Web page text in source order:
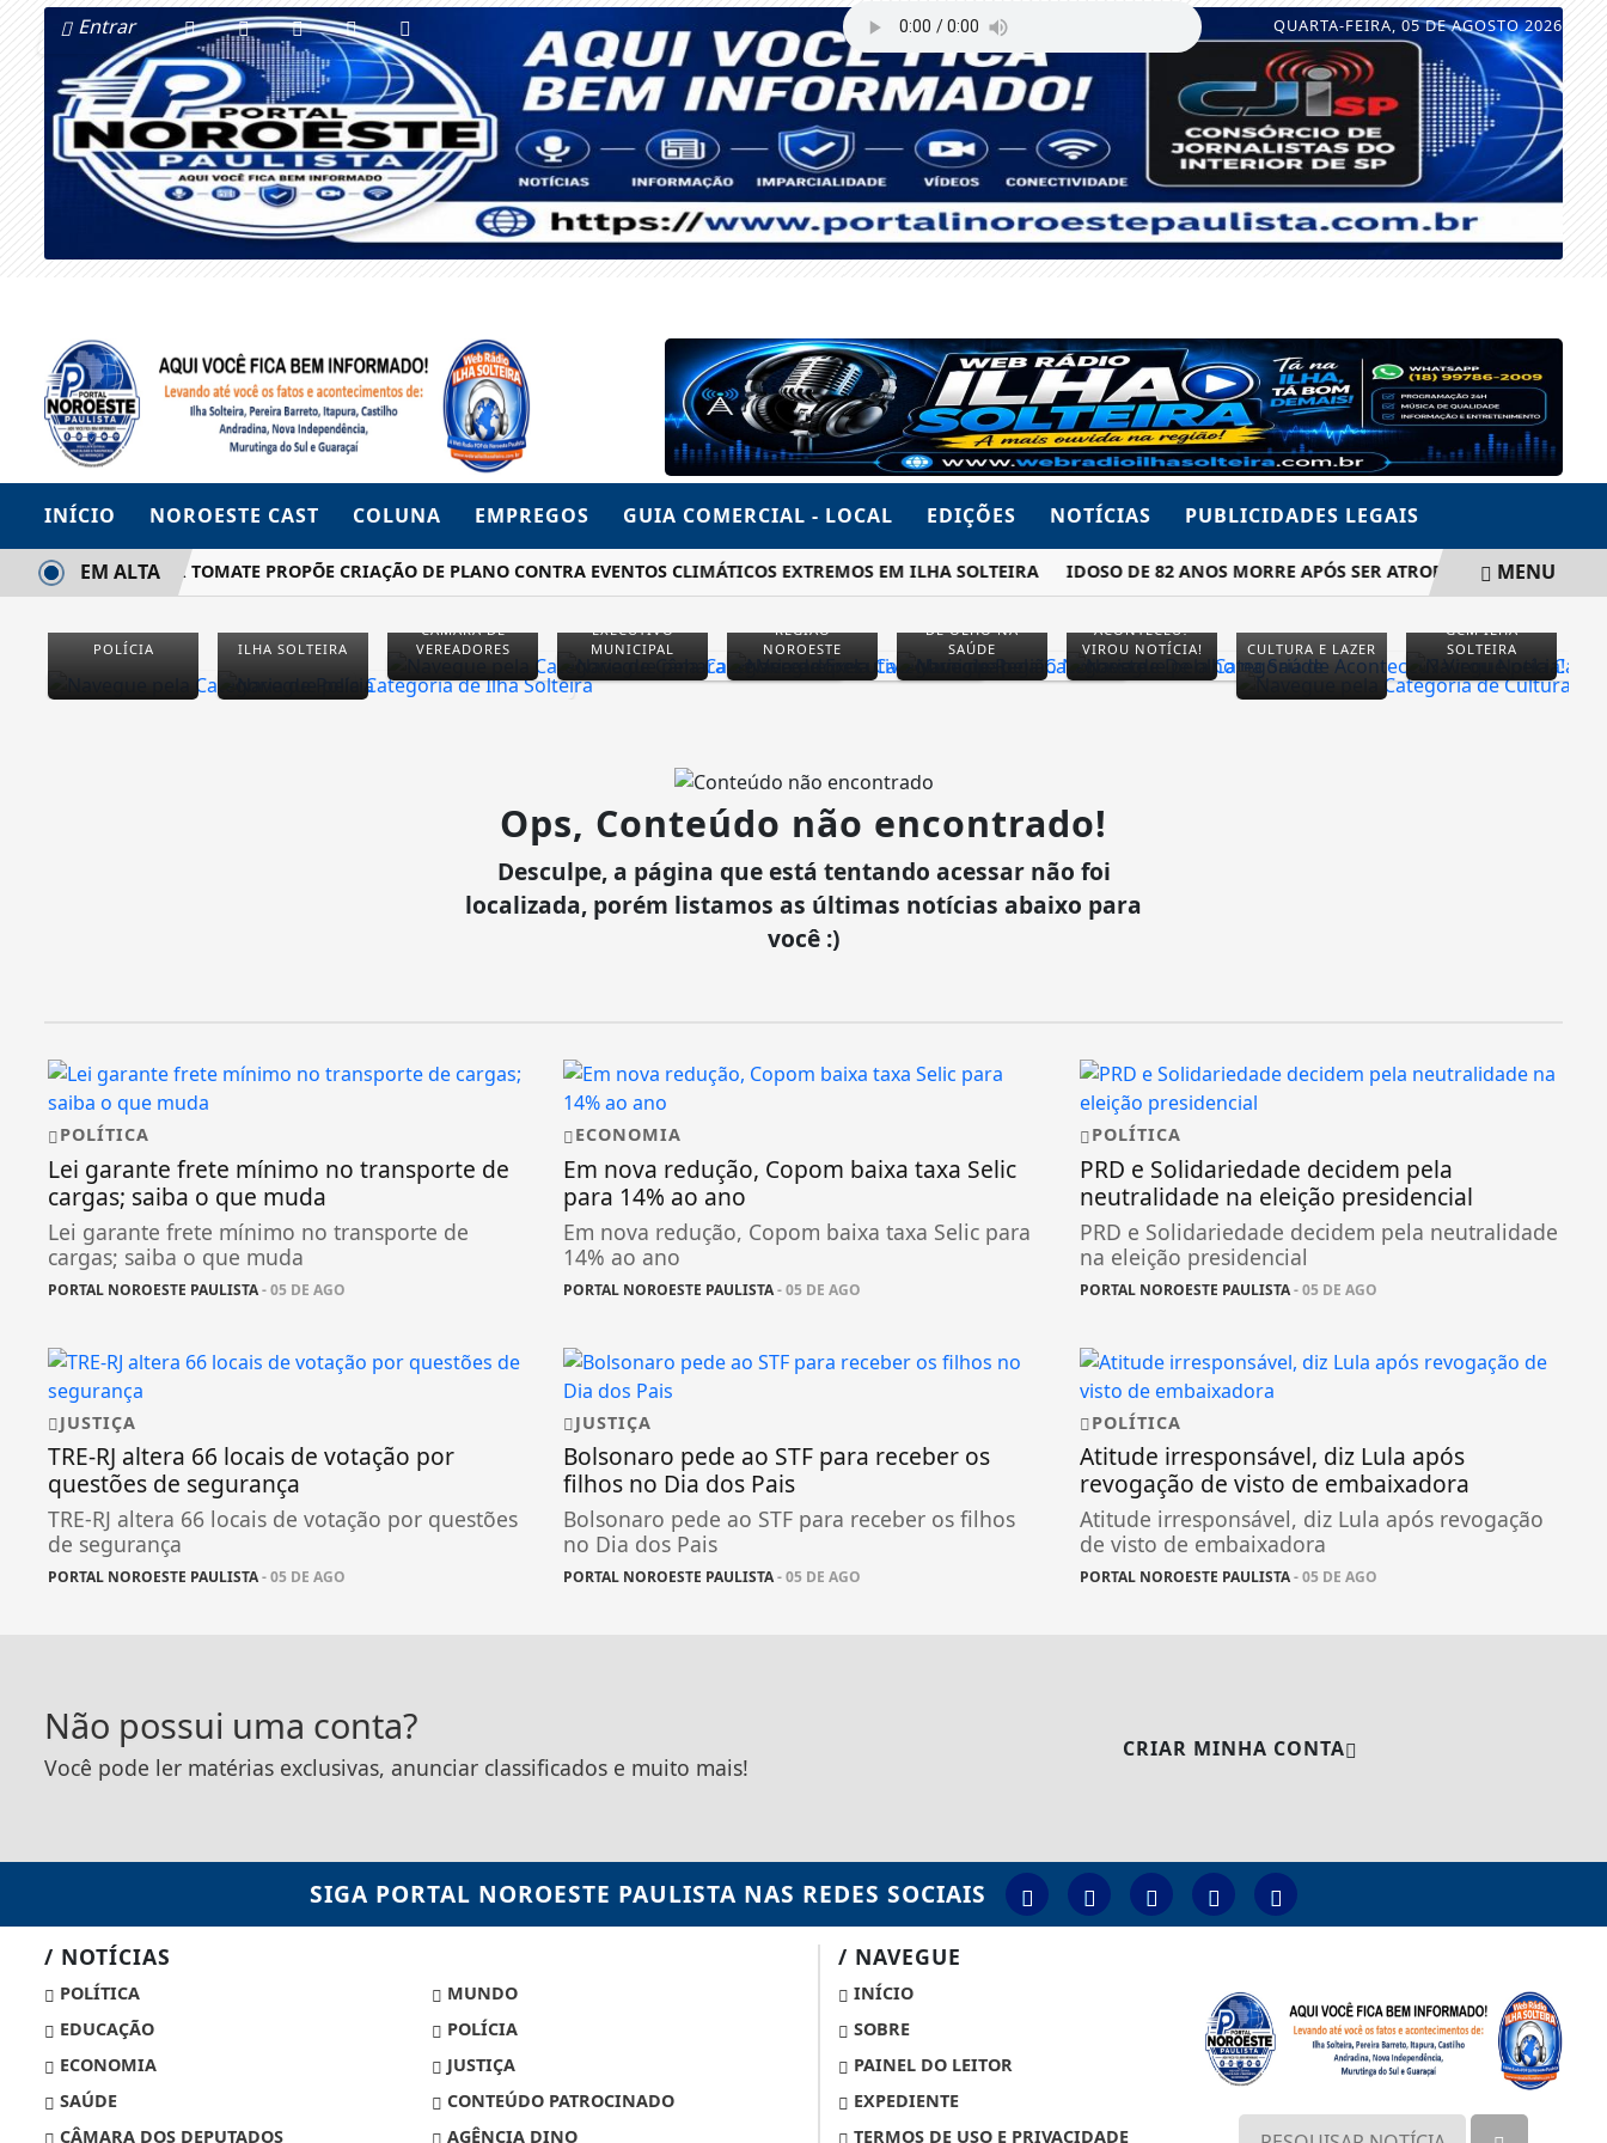
Entrar QUARTA-FEIRA, 05 DE AGOSTO 2026
INÍCIO NOROESTE CAST COLUNA EMPREGOS GUIA COMERCIAL - LOCAL EDIÇÕES NOTÍCIAS PUBLICIDADES LEGAIS
VEREADOR TOMATE PROPÕE CRIAÇÃO DE PLANO CONTRA EVENTOS CLIMÁTICOS EXTREMOS EM ILHA SOLTEIRA IDOSO DE 82 ANOS MORRE APÓS SER ATROPELADO EM
EM ALTA MENU
POLÍCIA ILHA SOLTEIRA
CÂMARA DE
VEREADORES
EXECUTIVO
MUNICIPAL
REGIÃO
NOROESTE
DE OLHO NA
SAÚDE
ACONTECEU?
VIROU NOTÍCIA!
CULTURA E LAZER
GCM ILHA
SOLTEIRA
Ops, Conteúdo não encontrado!
Desculpe, a página que está tentando acessar não foi
localizada, porém listamos as últimas notícias abaixo para
você :)
POLÍTICA
Lei garante frete mínimo no transporte de
cargas; saiba o que muda
Lei garante frete mínimo no transporte de
cargas; saiba o que muda
PORTAL NOROESTE PAULISTA- 05 DE AGO
ECONOMIA
Em nova redução, Copom baixa taxa Selic
para 14% ao ano
Em nova redução, Copom baixa taxa Selic para
14% ao ano
PORTAL NOROESTE PAULISTA- 05 DE AGO
POLÍTICA
PRD e Solidariedade decidem pela
neutralidade na eleição presidencial
PRD e Solidariedade decidem pela neutralidade
na eleição presidencial
PORTAL NOROESTE PAULISTA- 05 DE AGO
JUSTIÇA
TRE-RJ altera 66 locais de votação por
questões de segurança
TRE-RJ altera 66 locais de votação por questões
de segurança
PORTAL NOROESTE PAULISTA- 05 DE AGO
JUSTIÇA
Bolsonaro pede ao STF para receber os
filhos no Dia dos Pais
Bolsonaro pede ao STF para receber os filhos
no Dia dos Pais
PORTAL NOROESTE PAULISTA- 05 DE AGO
POLÍTICA
Atitude irresponsável, diz Lula após
revogação de visto de embaixadora
Atitude irresponsável, diz Lula após revogação
de visto de embaixadora
PORTAL NOROESTE PAULISTA- 05 DE AGO
Não possui uma conta?
Você pode ler matérias exclusivas, anunciar classificados e muito mais!
CRIAR MINHA CONTA
SIGA PORTAL NOROESTE PAULISTA NAS REDES SOCIAIS
/ NOTÍCIAS
POLÍTICA
MUNDO
EDUCAÇÃO
POLÍCIA
ECONOMIA
JUSTIÇA
SAÚDE
CONTEÚDO PATROCINADO
CÂMARA DOS DEPUTADOS
AGÊNCIA DINO
/ NAVEGUE
INÍCIO
SOBRE
PAINEL DO LEITOR
EXPEDIENTE
TERMOS DE USO E PRIVACIDADE